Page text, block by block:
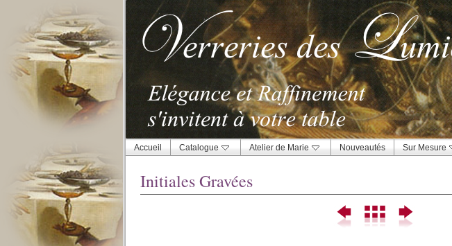
Accueil Catalogue Atelier de Marie Nouveautés Sur Mesure
Initiales Gravées